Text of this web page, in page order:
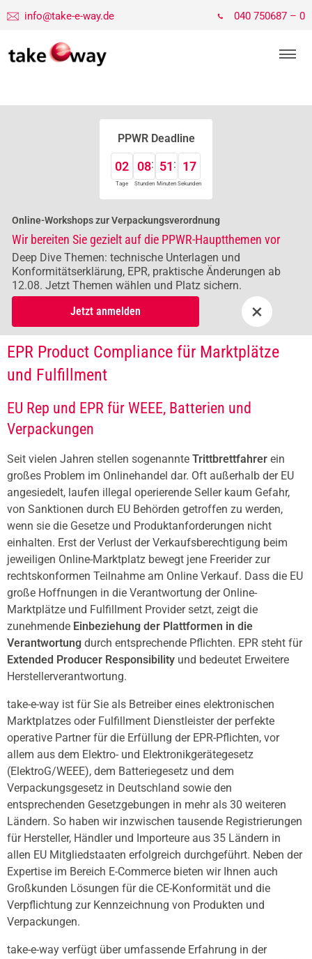
info@take-e-way.de 040 750687 – 0
PPWR Deadline
02
Tage
08
Stunden
51
Minuten
16
Sekunden
Online-Workshops zur Verpackungsverordnung
Wir bereiten Sie gezielt auf die PPWR-Hauptthemen vor
Deep Dive Themen: technische Unterlagen und
Konformitätserklärung, EPR, praktische Änderungen ab
12.08. Jetzt Themen wählen und Platz sichern.
Jetzt anmelden
×
EPR Product Compliance für Marktplätze
und Fulfillment
EU Rep und EPR für WEEE, Batterien und
Verpackungen
Seit vielen Jahren stellen sogenannte Trittbrettfahrer ein
großes Problem im Onlinehandel dar. Oft außerhalb der EU
angesiedelt, laufen illegal operierende Seller kaum Gefahr,
von Sanktionen durch EU Behörden getroffen zu werden,
wenn sie die Gesetze und Produktanforderungen nicht
einhalten. Erst der Verlust der Verkaufsberechtigung beim
jeweiligen Online-Marktplatz bewegt jene Freerider zur
rechtskonformen Teilnahme am Online Verkauf. Dass die EU
große Hoffnungen in die Verantwortung der Online-
Marktplätze und Fulfillment Provider setzt, zeigt die
zunehmende Einbeziehung der Plattformen in die
Verantwortung durch entsprechende Pflichten. EPR steht für
Extended Producer Responsibility und bedeutet Erweitere
Herstellerverantwortung.
take-e-way ist für Sie als Betreiber eines elektronischen
Marktplatzes oder Fulfillment Dienstleister der perfekte
operative Partner für die Erfüllung der EPR-Pflichten, vor
allem aus dem Elektro- und Elektronikgerätegesetz
(ElektroG/WEEE), dem Batteriegesetz und dem
Verpackungsgesetz in Deutschland sowie den
entsprechenden Gesetzgebungen in mehr als 30 weiteren
Ländern. So haben wir inzwischen tausende Registrierungen
für Hersteller, Händler und Importeure aus 35 Ländern in
allen EU Mitgliedstaaten erfolgreich durchgeführt. Neben der
Expertise im Bereich E-Commerce bieten wir Ihnen auch
Großkunden Lösungen für die CE-Konformität und die
Verpflichtung zur Kennzeichnung von Produkten und
Verpackungen.
take-e-way verfügt über umfassende Erfahrung in der